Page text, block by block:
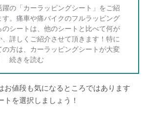
躍の「カーラッピングシート」をご紹
す。痛車や痛バイクのフルラッピング
のシートは、他のシートと比べて何が
、詳しくご紹介させて頂きます！特に
の方は、カーラッピングシートが大変
お値段も気になるところではあります
トを選択しましょう！